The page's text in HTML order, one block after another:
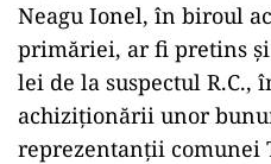
Neagu Ionel, în biroul
primăriei, ar fi pretins
lei de la suspectul R.C.,
achiziționării unor
reprezentanții comunei